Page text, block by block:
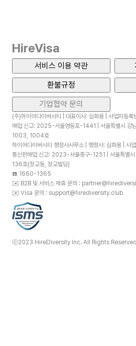
HireVisa
서비스 이용 약관
환불규정
기업협약 문의
(주)하이어다이버시티 | 대표이사: 심화용 | 사업자
매업 신고: 2025-서울영등포-1441 | 서울특별시 강
1003, 1004호
하이어다이버시티 행정사사무소 | 행정사: 심화용 |
통신판매업 신고: 2023-서울중구-1251 | 서울특별
136호(장교동, 장교빌딩)
☎️ 1660-1365
✉️ B2B 및 서비스 제휴 문의 :
✉️ Visa 문의 : support@hirediversity.club
ⓒ2023 HireDiversity Inc. All Rights